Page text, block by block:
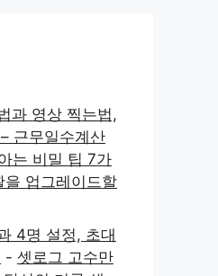
과 영상 찍는법,
근무일수계산
는 비밀 팁 7가
을 업그레이드할
4명 설정, 초대
- 셋로그 고수만